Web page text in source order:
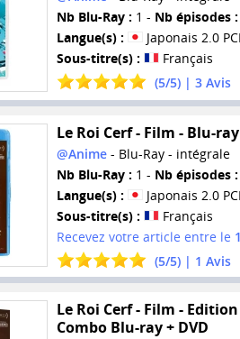
Nb Blu-Ray : 1 - Nb épisodes :
Langue(s) :
Japonais 2.0
Sous-titre(s) :
Français
(5/5) | 3Avis
Le Roi Cerf - Film - Blu-ray
@Anime- Blu-Ray - intégrale
Nb Blu-Ray : 1 - Nb épisodes :
Langue(s) :
Japonais 2.0
Sous-titre(s) :
Français
Recevez votre article entre le
(5/5) | 1 Avis
Le Roi Cerf - Film -
Combo Blu-ray + DVD